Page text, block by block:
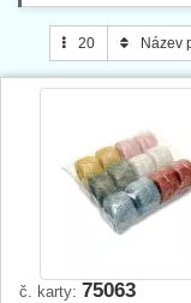
20 Název
č. karty: 75063